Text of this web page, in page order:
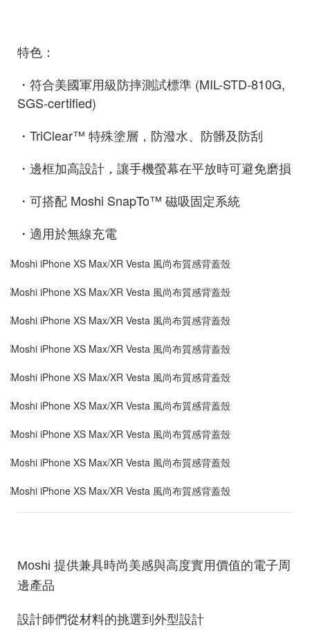
特色：
・符合美國軍用級防摔測試標準 (MIL-STD-810G,
SGS-certified)
・TriClear™ 特殊塗層，防潑水、防髒及防刮
・邊框加高設計，讓手機螢幕在平放時可避免磨損
・可搭配 Moshi SnapTo™ 磁吸固定系統
・適用於無線充電
Moshi 提供兼具時尚美感與高度實用價值的電子周
邊產品
設計師們從材料的挑選到外型設計